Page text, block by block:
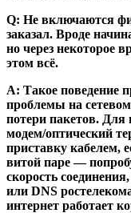
Q: Не включаются
заказал. Вроде
но через некоторое
этом всё.
А: Такое поведение
проблемы на
потери пакетов. Для
модем/оптический
приставку кабелем,
витой паре —
скорость
или DNS
интернет работает